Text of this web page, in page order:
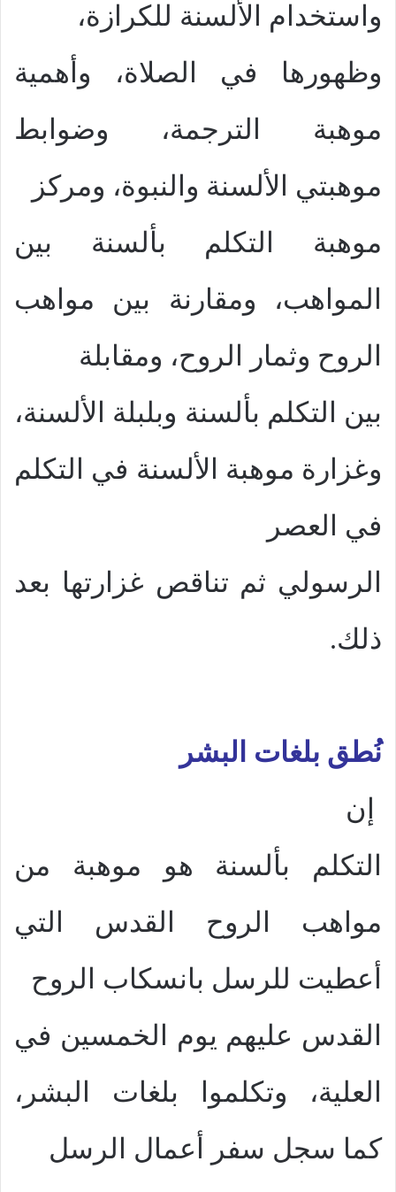
واستخدام الألسنة للكرازة،
وظهورها في الصلاة، وأهمية
موهبة الترجمة، وضوابط
موهبتي الألسنة والنبوة، ومركز
موهبة التكلم بألسنة بين
المواهب، ومقارنة بين مواهب
الروح وثمار الروح، ومقابلة
بين التكلم بألسنة وبلبلة الألسنة،
وغزارة موهبة الألسنة في التكلم
في العصر
الرسولي ثم تناقص غزارتها بعد
ذلك.
نُطق بلغات البشر
إن
التكلم بألسنة هو موهبة من
مواهب الروح القدس التي
أعطيت للرسل بانسكاب الروح
القدس عليهم يوم الخمسين في
العلية، وتكلموا بلغات البشر،
كما سجل سفر أعمال الرسل